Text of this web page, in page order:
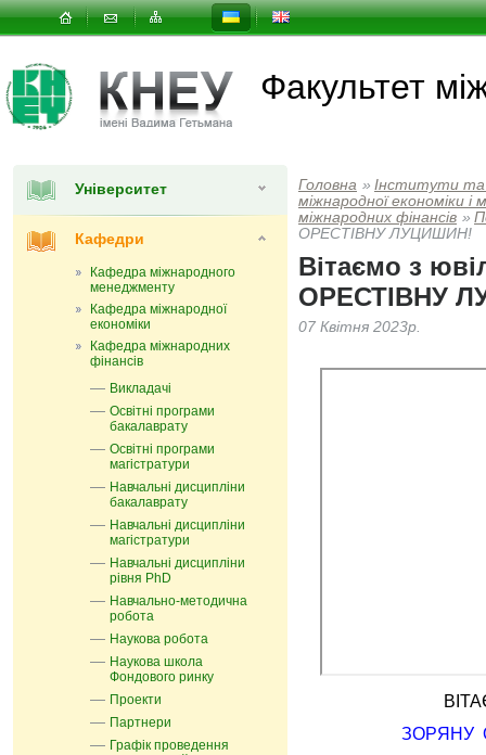
Факультет
Університет
Кафедри
Кафедра міжнародного
менеджменту
Кафедра міжнародної
економіки
Кафедра міжнародних
фінансів
Викладачі
Освітні програми
бакалаврату
Освітні програми
магістратури
Навчальні дисципліни
бакалаврату
Навчальні дисципліни
магістратури
Навчальні дисципліни
рівня PhD
Навчально-методична
робота
Наукова робота
Наукова школа
Фондового ринку
Проекти
Партнери
Графік проведення
Головна » Інститути
мiжнародної економiки i
міжнародних фінансів »
ОРЕСТІВНУ ЛУЦИШИН!
Вітаємо з
ОРЕСТІВНУ
07 Квітня 2023р.
ЗОРЯНУ